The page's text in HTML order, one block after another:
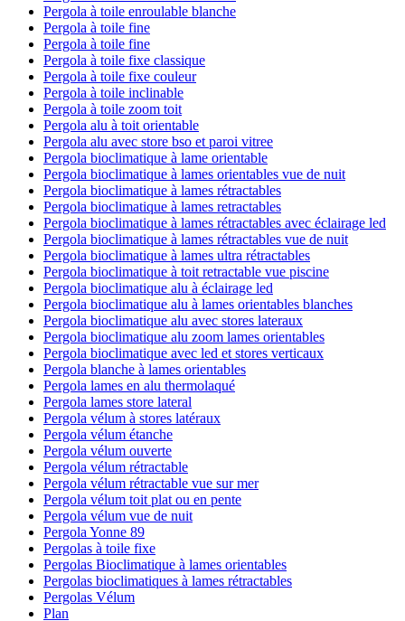
Pergola à toile enroulable blanche
Pergola à toile fine
Pergola à toile fine
Pergola à toile fixe classique
Pergola à toile fixe couleur
Pergola à toile inclinable
Pergola à toile zoom toit
Pergola alu à toit orientable
Pergola alu avec store bso et paroi vitree
Pergola bioclimatique à lame orientable
Pergola bioclimatique à lames orientables vue de nuit
Pergola bioclimatique à lames rétractables
Pergola bioclimatique à lames retractables
Pergola bioclimatique à lames rétractables avec éclairage led
Pergola bioclimatique à lames rétractables vue de nuit
Pergola bioclimatique à lames ultra rétractables
Pergola bioclimatique à toit retractable vue piscine
Pergola bioclimatique alu à éclairage led
Pergola bioclimatique alu à lames orientables blanches
Pergola bioclimatique alu avec stores lateraux
Pergola bioclimatique alu zoom lames orientables
Pergola bioclimatique avec led et stores verticaux
Pergola blanche à lames orientables
Pergola lames en alu thermolaqué
Pergola lames store lateral
Pergola vélum à stores latéraux
Pergola vélum étanche
Pergola vélum ouverte
Pergola vélum rétractable
Pergola vélum rétractable vue sur mer
Pergola vélum toit plat ou en pente
Pergola vélum vue de nuit
Pergola Yonne 89
Pergolas à toile fixe
Pergolas Bioclimatique à lames orientables
Pergolas bioclimatiques à lames rétractables
Pergolas Vélum
Plan